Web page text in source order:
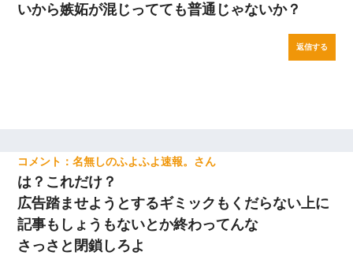
いから嫉妬が混じってても普通じゃないか？
返信する
名無しのふよふよ速報。
は？これだけ？
広告踏ませようとするギミックもくだらない上に
記事もしょうもないとか終わってんな
さっさと閉鎖しろよ